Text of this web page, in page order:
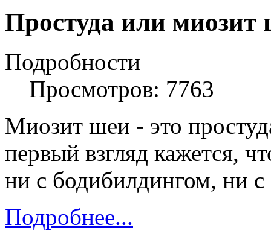
Простуда или миозит
Подробности
Просмотров: 7763
Миозит шеи - это
первый взгляд кажется,
ни с бодибилдингом, ни с
Подробнее...